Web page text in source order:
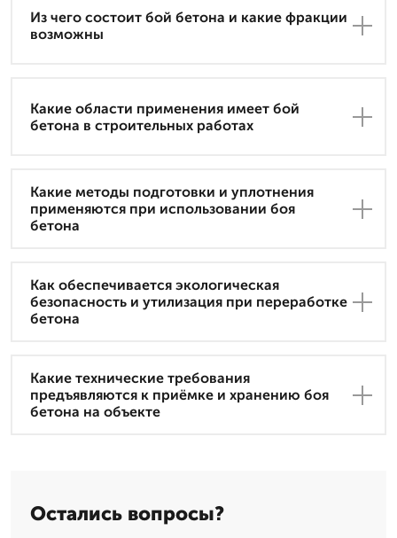
Из чего состоит бой бетона и какие фракции
возможны
Какие области применения имеет бой
бетона в строительных работах
Какие методы подготовки и уплотнения
применяются при использовании боя
бетона
Как обеспечивается экологическая
безопасность и утилизация при переработке
бетона
Какие технические требования
предъявляются к приёмке и хранению боя
бетона на объекте
Остались вопросы?